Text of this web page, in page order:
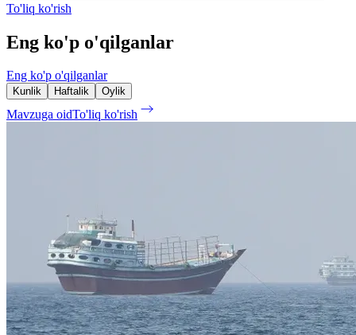
To'liq ko'rish
Eng ko'p o'qilganlar
Eng ko'p o'qilganlar
Kunlik Haftalik Oylik
Mavzuga oidTo'liq ko'rish